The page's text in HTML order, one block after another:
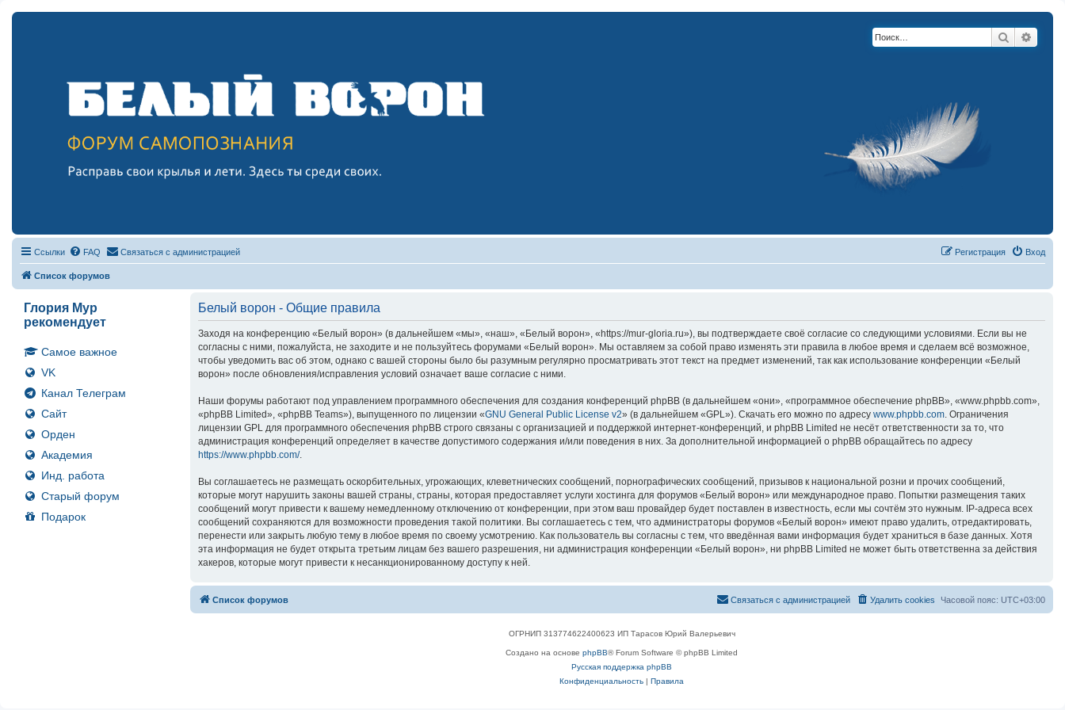
Поиск
Ссылки FAQ Связаться с администрацией Вход
Регистрация
Список форумов
Глория Мур
рекомендует
Самое важное
VK
Канал Телеграм
Сайт
Орден
Академия
Инд. работа
Старый форум
Подарок
Белый ворон - Общие правила
Заходя на конференцию «Белый ворон» (в дальнейшем «мы», «наш», «Белый ворон», «https://mur-gloria.ru»), вы подтверждаете своё согласие со следующими условиями. Если вы не
согласны с ними, пожалуйста, не заходите и не пользуйтесь форумами «Белый ворон». Мы оставляем за собой право изменять эти правила в любое время и сделаем всё возможное,
чтобы уведомить вас об этом, однако с вашей стороны было бы разумным регулярно просматривать этот текст на предмет изменений, так как использование конференции «Белый
ворон» после обновления/исправления условий означает ваше согласие с ними.
Наши форумы работают под управлением программного обеспечения для создания конференций phpBB (в дальнейшем «они», «программное обеспечение phpBB», «www.phpbb.com»,
«phpBB Limited», «phpBB Teams»), выпущенного по лицензии «GNU General Public License v2» (в дальнейшем «GPL»). Скачать его можно по адресуwww.phpbb.com . Ограничения
лицензии GPL для программного обеспечения phpBB строго связаны с организацией и поддержкой интернет-конференций, и phpBB Limited не несёт ответственности за то, что
администрация конференций определяет в качестве допустимого содержания и/или поведения в них. За дополнительной информацией о phpBB обращайтесь по адресу
https://www.phpbb.com/.
Вы соглашаетесь не размещать оскорбительных, угрожающих, клеветнических сообщений, порнографических сообщений, призывов к национальной розни и прочих сообщений,
которые могут нарушить законы вашей страны, страны, которая предоставляет услуги хостинга для форумов «Белый ворон» или международное право. Попытки размещения таких
сообщений могут привести к вашему немедленному отключению от конференции, при этом ваш провайдер будет поставлен в известность, если мы сочтём это нужным. IP-адреса всех
сообщений сохраняются для возможности проведения такой политики. Вы соглашаетесь с тем, что администраторы форумов «Белый ворон» имеют право удалить, отредактировать,
перенести или закрыть любую тему в любое время по своему усмотрению. Как пользователь вы согласны с тем, что введённая вами информация будет храниться в базе данных. Хотя
эта информация не будет открыта третьим лицам без вашего разрешения, ни администрация конференции «Белый ворон», ни phpBB Limited не может быть ответственна за действия
хакеров, которые могут привести к несанкционированному доступу к ней.
Список форумов Часовой пояс: UTC+03:00
Удалить cookies
Связаться с администрацией
ОГРНИП 313774622400623 ИП Тарасов Юрий Валерьевич
Создано на основеphpBB® Forum Software © phpBB Limited
Русская поддержка phpBB
Конфиденциальность |Правила